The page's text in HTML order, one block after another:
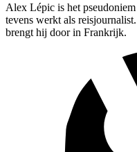
Alex Lépic is het
tevens werkt als
brengt hij door in Frankrijk.